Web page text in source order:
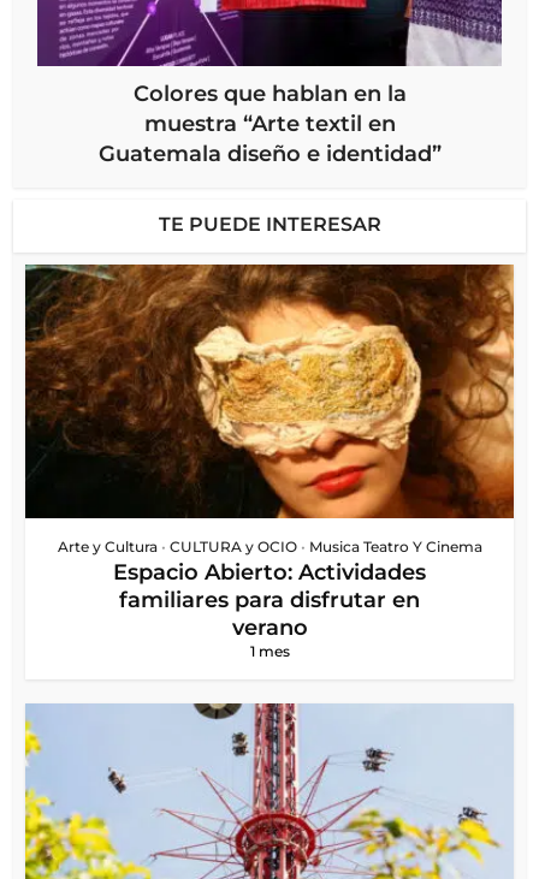
Colores que hablan en la
muestra “Arte textil en
Guatemala diseño e identidad”
TE PUEDE INTERESAR
Arte y Cultura • CULTURA y OCIO • Musica Teatro Y Cinema
Espacio Abierto: Actividades
familiares para disfrutar en
verano
1 mes